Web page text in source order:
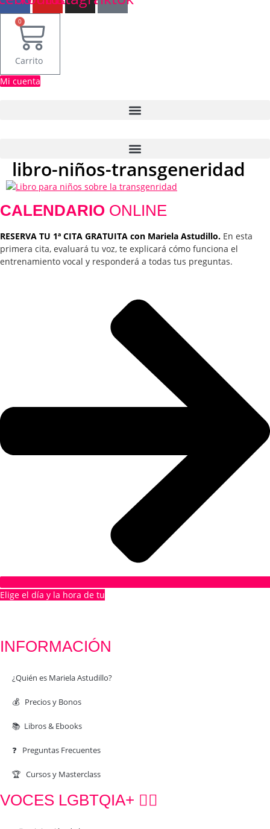
0
Carrito
Mi cuenta
libro-niños-transgeneridad
CALENDARIO ONLINE
RESERVA TU 1ª CITA GRATUITA con Mariela Astudillo. En esta
primera cita, evaluará tu voz, te explicará cómo funciona el
entrenamiento vocal y responderá a todas tus preguntas.
Elige el día y la hora de tu
INFORMACIÓN
¿Quién es Mariela Astudillo?
💰 Precios y Bonos
📚 Libros & Ebooks
❓ Preguntas Frecuentes
🏆 Cursos y Masterclass
VOCES LGBTQIA+ 🏳️‍🌈